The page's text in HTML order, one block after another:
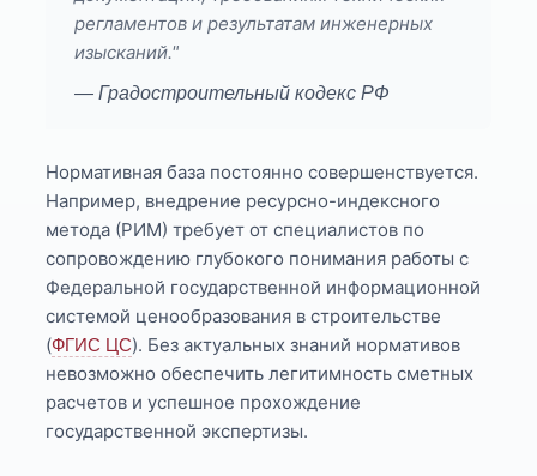
регламентов и результатам инженерных
изысканий."
— Градостроительный кодекс РФ
Нормативная база постоянно совершенствуется.
Например, внедрение ресурсно-индексного
метода (РИМ) требует от специалистов по
сопровождению глубокого понимания работы с
Федеральной государственной информационной
системой ценообразования в строительстве
(ФГИС ЦС). Без актуальных знаний нормативов
невозможно обеспечить легитимность сметных
расчетов и успешное прохождение
государственной экспертизы.